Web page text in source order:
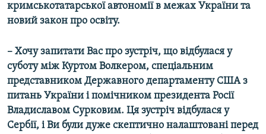
кримськотатарської автономії в межах України та
новий закон про освіту.
– Хочу запитати Вас про зустріч, що відбулася у
суботу між Куртом Волкером, спеціальним
представником Державного департаменту США з
питань України і помічником президента Росії
Владиславом Сурковим. Ця зустріч відбулася у
Сербії, і Ви були дуже скептично налаштовані перед